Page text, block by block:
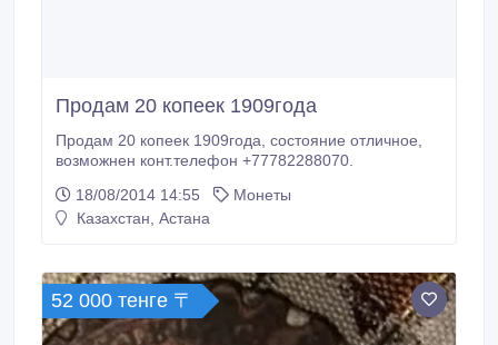
Продам 20 копеек 1909года
Продам 20 копеек 1909года, состояние отличное,
возможнен конт.телефон +77782288070.
18/08/2014 14:55
Монеты
Казахстан, Астана
52 000 тенге 〒